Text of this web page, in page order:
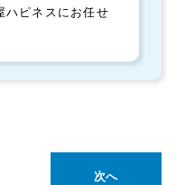
ハピネスにお任せ
次へ